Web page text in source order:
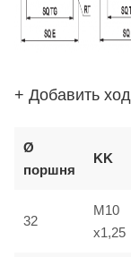
+ Добавить ход
Ø
поршня
KK
32
M10
x1,25